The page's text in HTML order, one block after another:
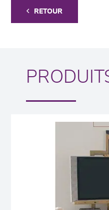
RETOUR